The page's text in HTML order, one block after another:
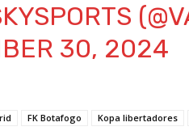
30, 2024
FK Botafogo Kopa libertadores